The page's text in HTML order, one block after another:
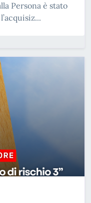
Persona è stato